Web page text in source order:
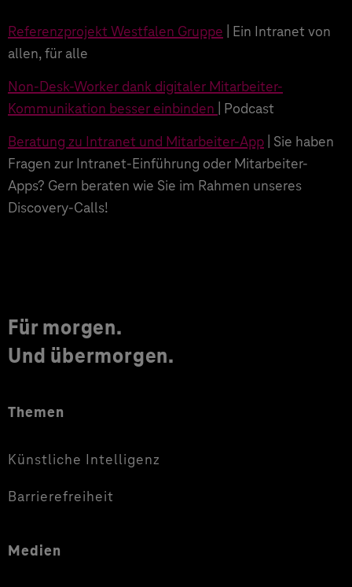
Referenzprojekt Westfalen Gruppe | Ein Intranet von
allen, für alle
Non-Desk-Worker dank digitaler Mitarbeiter-
Kommunikation besser einbinden
| Podcast
Beratung zu Intranet und Mitarbeiter-App | Sie haben
Fragen zur Intranet-Einführung oder Mitarbeiter-
Apps? Gern beraten wie Sie im Rahmen unseres
Discovery-Calls!
Für morgen.
Und übermorgen.
Themen
Künstliche Intelligenz
Barrierefreiheit
Medien